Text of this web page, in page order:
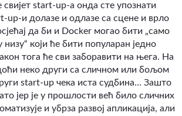
start-up-а онда сте упознати
up-и долазе и одлазе са сцене и врло
да би и Docker могао бити „само
који ће бити популаран једно
тога ће сви заборавити на њега. На
неко други са сличном или бољом
start-up чека иста судбина… Зашто
јер је у прошлости већ било сличних
и убрза развој апликација, али